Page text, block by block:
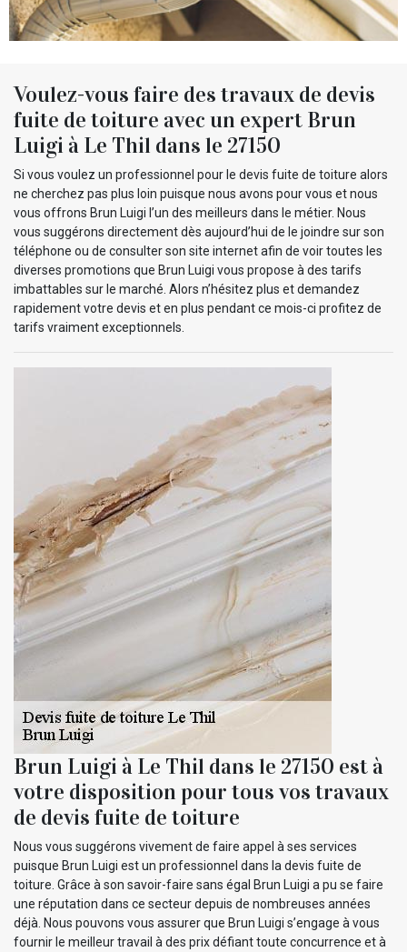
Voulez-vous faire des travaux de devis
fuite de toiture avec un expert Brun
Luigi à Le Thil dans le 27150
Si vous voulez un professionnel pour le devis fuite de toiture alors
ne cherchez pas plus loin puisque nous avons pour vous et nous
vous offrons Brun Luigi l’un des meilleurs dans le métier. Nous
vous suggérons directement dès aujourd’hui de le joindre sur son
téléphone ou de consulter son site internet afin de voir toutes les
diverses promotions que Brun Luigi vous propose à des tarifs
imbattables sur le marché. Alors n’hésitez plus et demandez
rapidement votre devis et en plus pendant ce mois-ci profitez de
tarifs vraiment exceptionnels.
Brun Luigi à Le Thil dans le 27150 est à
votre disposition pour tous vos travaux
de devis fuite de toiture
Nous vous suggérons vivement de faire appel à ses services
puisque Brun Luigi est un professionnel dans la devis fuite de
toiture. Grâce à son savoir-faire sans égal Brun Luigi a pu se faire
une réputation dans ce secteur depuis de nombreuses années
déjà. Nous pouvons vous assurer que Brun Luigi s’engage à vous
fournir le meilleur travail à des prix défiant toute concurrence et à